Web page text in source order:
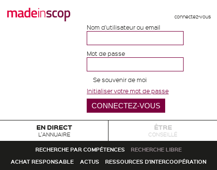
connectez-vous
Nom d'utilisateur ou email
Mot de passe
Se souvenir de moi
Initialiser votre mot de passe
EN DIRECT
L'ANNUAIRE
ÊTRE
CONSEILLÉ
RECHERCHE PAR COMPÉTENCES
RECHERCHE LIBRE
ACHAT RESPONSABLE
ACTUS
RESSOURCES D'INTERCOOPÉRATION